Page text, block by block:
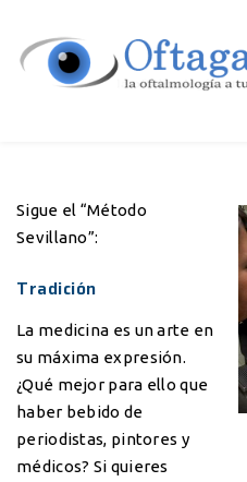
Sigue el “Método
Sevillano”:
Tradición
La medicina es un arte en
su máxima expresión.
¿Qué mejor para ello que
haber bebido de
periodistas, pintores y
médicos? Si quieres